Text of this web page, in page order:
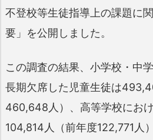
不登校等生徒指導上の課題に
要」を公開しました。
この調査の結果、小学校・中
長期欠席した児童生徒は
460,648人）、高等学校にお
104,814人（前年度122,771人